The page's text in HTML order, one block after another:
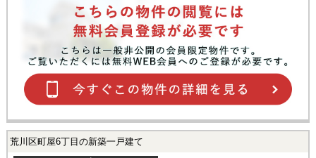
荒川区町屋6丁目の新築一戸建て